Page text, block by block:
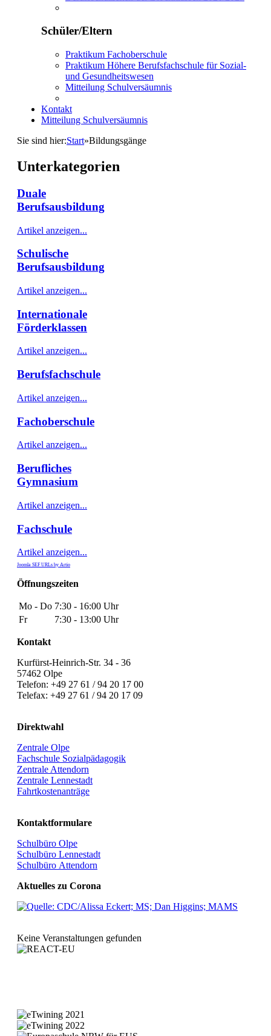
Schüler/Eltern
Praktikum Fachoberschule
Praktikum Höhere Berufsfachschule für Sozial-
und Gesundheitswesen
Mitteilung Schulversäumnis
Kontakt
Mitteilung Schulversäumnis
Sie sind hier:Start»Bildungsgänge
Unterkategorien
Duale
Berufsausbildung
Artikel anzeigen...
Schulische
Berufsausbildung
Artikel anzeigen...
Internationale
Förderklassen
Artikel anzeigen...
Berufsfachschule
Artikel anzeigen...
Fachoberschule
Artikel anzeigen...
Berufliches
Gymnasium
Artikel anzeigen...
Fachschule
Artikel anzeigen...
Joomla SEF URLs by Artio
Öffnungszeiten
Mo - Do 7:30 - 16:00 Uhr
Fr
7:30 - 13:00 Uhr
Kontakt
Kurfürst-Heinrich-Str. 34 - 36
57462 Olpe
Telefon: +49 27 61 / 94 20 17 00
Telefax: +49 27 61 / 94 20 17 09
Direktwahl
Zentrale Olpe
Fachschule Sozialpädagogik
Zentrale Attendorn
Zentrale Lennestadt
Fahrtkostenanträge
Kontaktformulare
Schulbüro Olpe
Schulbüro Lennestadt
Schulbüro Attendorn
Aktuelles zu Corona
Keine Veranstaltungen gefunden